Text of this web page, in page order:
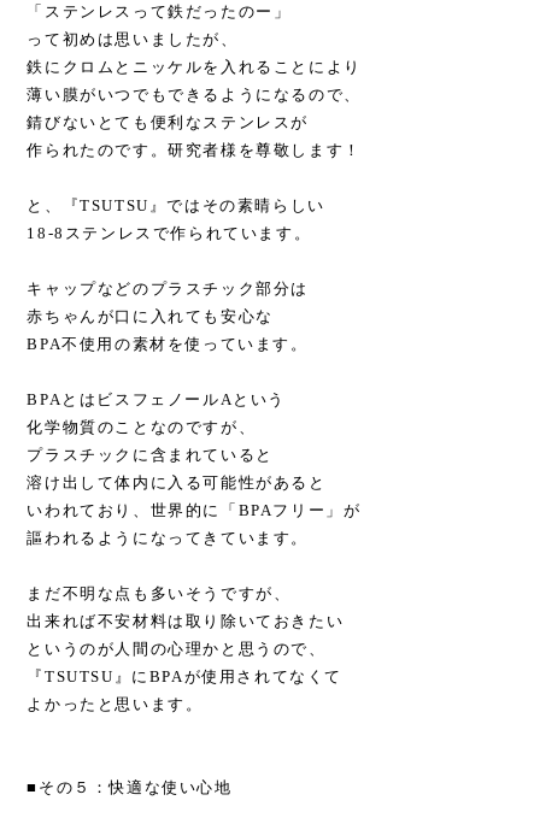
「ステンレスって鉄だったのー」
って初めは思いましたが、
鉄にクロムとニッケルを入れることにより
薄い膜がいつでもできるようになるので、
錆びないとても便利なステンレスが
作られたのです。研究者様を尊敬します！
と、『TSUTSU』ではその素晴らしい
18-8ステンレスで作られています。
キャップなどのプラスチック部分は
赤ちゃんが口に入れても安心な
BPA不使用の素材を使っています。
BPAとはビスフェノールAという
化学物質のことなのですが、
プラスチックに含まれていると
溶け出して体内に入る可能性があると
いわれており、世界的に「BPAフリー」が
謳われるようになってきています。
まだ不明な点も多いそうですが、
出来れば不安材料は取り除いておきたい
というのが人間の心理かと思うので、
『TSUTSU』にBPAが使用されてなくて
よかったと思います。
■その５：快適な使い心地